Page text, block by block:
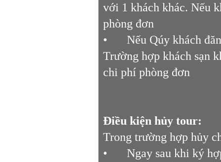
với 1 khách khác. Nếu
phòng đơn
•
Nếu Qúy khách
Trường hợp khách sạn
chi phí phòng đơn
Điều kiện hủy tour:
Trong trường hợp hủy
•
Ngay sau khi ký